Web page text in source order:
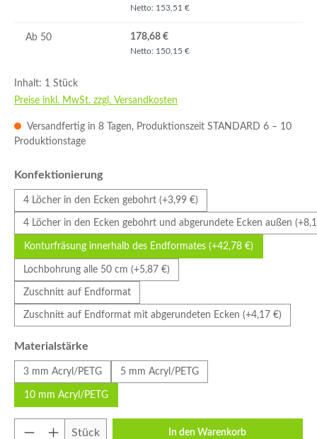
Netto: 153,51 €
Ab 50 178,68 €
Netto: 150,15 €
Inhalt: 1 Stück
Preise inkl. MwSt. zzgl. Versandkosten
Versandfertig in 8 Tagen, Produktionszeit STANDARD 6 – 10
Produktionstage
Konfektionierungauswählen
4 Löcher in den Ecken gebohrt (+3,99 €)
4 Löcher in den Ecken gebohrt und abgerundete Ecken außen
Konturfräsung innerhalb des Endformates (+42,78 €)
Lochbohrung alle 50 cm (+5,87 €)
Zuschnitt auf Endformat
Zuschnitt auf Endformat mit abgerundeten Ecken (+4,17 €)
Materialstärke
3 mm Acryl/PETG 5 mm Acryl/PETG
10 mm Acryl/PETG
Produkt Anzahl: Gib den gewünschten
Stück In den Warenkorb